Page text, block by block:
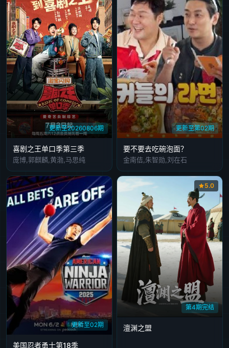
更新至20260806期
喜剧之王单口季第三季
庞博,郭麒麟,黄渤,马思纯
更新至第02期
要不要去吃碗泡面？
金南佶,朱智勋,刘在石
更新至02期
美国忍者勇士第18季
第4期完结
5.0
澶渊之盟